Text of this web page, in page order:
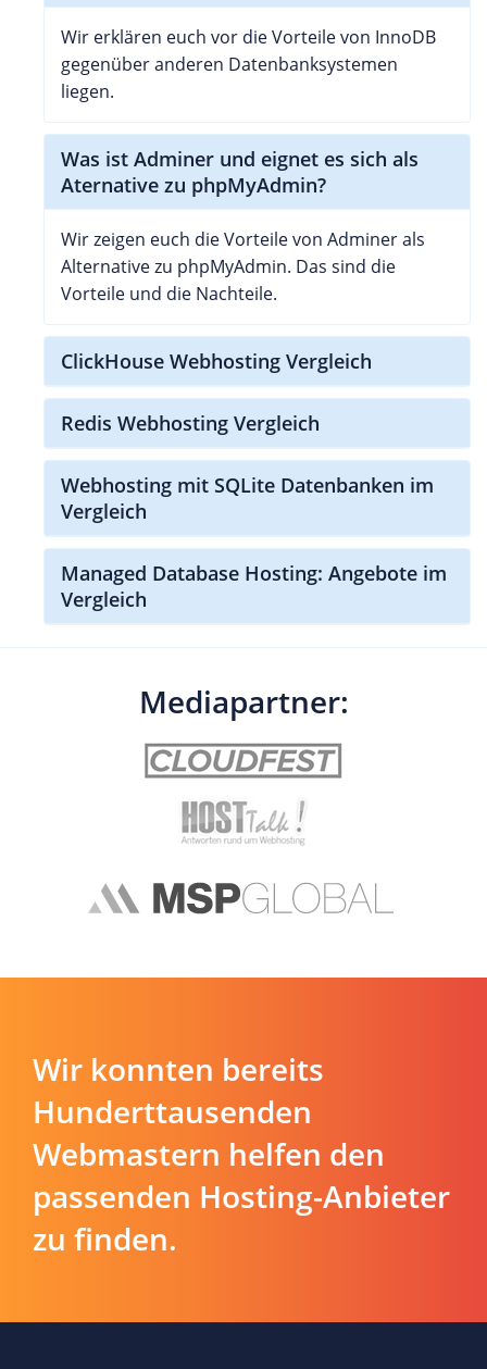
Wir erklären euch vor die Vorteile von InnoDB
gegenüber anderen Datenbanksystemen
liegen.
Was ist Adminer und eignet es sich als
Aternative zu phpMyAdmin?
Wir zeigen euch die Vorteile von Adminer als
Alternative zu phpMyAdmin. Das sind die
Vorteile und die Nachteile.
ClickHouse Webhosting Vergleich
Redis Webhosting Vergleich
Webhosting mit SQLite Datenbanken im
Vergleich
Managed Database Hosting: Angebote im
Vergleich
Mediapartner:
Wir konnten bereits
Hunderttausenden
Webmastern helfen den
passenden Hosting-Anbieter
zu finden.